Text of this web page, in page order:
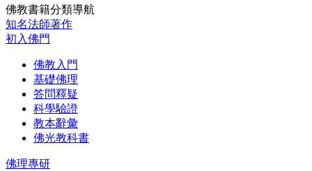
佛教書籍分類導航
知名法師著作
初入佛門
佛教入門
基礎佛理
答問釋疑
科學驗證
教本辭彙
佛光教科書
佛理專研